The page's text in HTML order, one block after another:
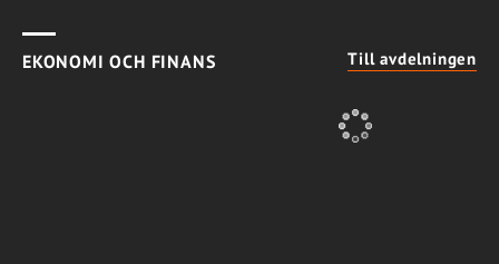
EKONOMI OCH FINANS Till avdelningen